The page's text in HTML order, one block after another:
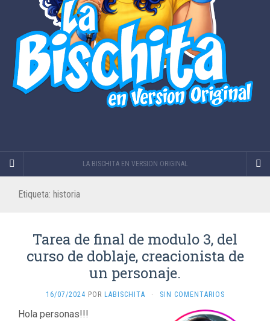
LA BISCHITA EN VERSION ORIGINAL
Etiqueta: historia
Tarea de final de modulo 3, del
curso de doblaje, creacionista de
un personaje.
16/07/2024 POR LABISCHITA · SIN COMENTARIOS
Hola personas!!!